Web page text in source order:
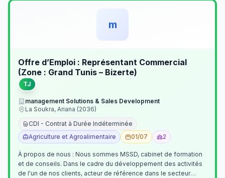
m
Offre d’Emploi : Représentant Commercial
(Zone : Grand Tunis – Bizerte)
TJ
management Solutions & Sales Development
La Soukra, Ariana (2036)
CDI - Contrat à Durée Indéterminée
Agriculture et Agroalimentaire
01/07 2
À propos de nous : Nous sommes MSSD, cabinet de formation
et de conseils. Dans le cadre du développement des activités
de l'un de nos clients, acteur de référence dans le secteur